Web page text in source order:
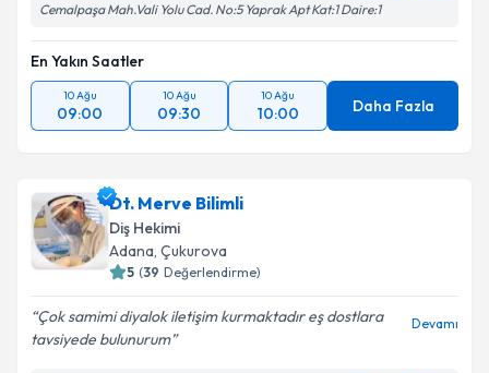
Cemalpaşa Mah.Vali Yolu Cad. No:5 Yaprak Apt Kat:1 Daire:1
En Yakın Saatler
10 Ağu
09:00
10 Ağu
09:30
10 Ağu
10:00 Daha Fazla
Dt. Merve Bilimli
Diş Hekimi
Adana, Çukurova
5 (39 Değerlendirme)
Çok samimi diyalok iletişim kurmaktadır eş dostlara
tavsiyede bulunurum
Devamı